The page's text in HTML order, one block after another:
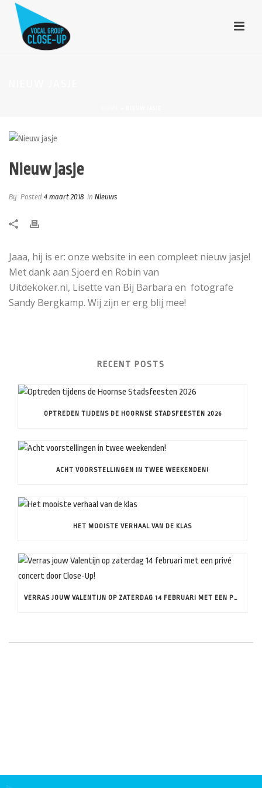
Nieuw jasje
By Posted4 maart 2018 In Nieuws
Jaaa, hij is er: onze website in een compleet nieuw jasje!
Met dank aan Sjoerd en Robin van
Uitdekoker.nl, Lisette van Bij Barbara en fotografe
Sandy Bergkamp. Wij zijn er erg blij mee!
RECENT POSTS
OPTREDEN TIJDENS DE HOORNSE STADSFEESTEN 2026
ACHT VOORSTELLINGEN IN TWEE WEEKENDEN!
HET MOOISTE VERHAAL VAN DE KLAS
VERRAS JOUW VALENTIJN OP ZATERDAG 14 FEBRUARI MET EEN PRIVÉ CONCERT DOOR CLOSE-UP!